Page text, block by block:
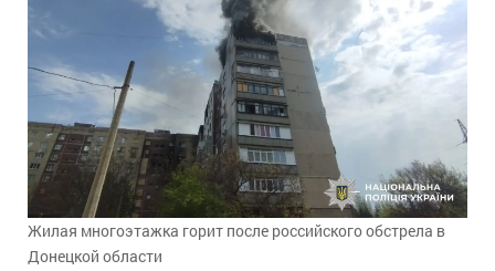
Жилая многоэтажка горит после российского обстрела в
Донецкой области